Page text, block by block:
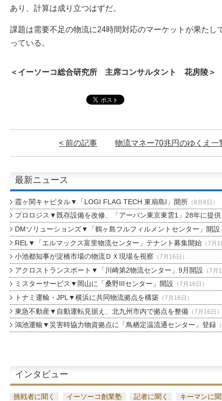
あり、計算は成り立つはずだ。
課題は需要不足の物流に24時間対応のマーケットが果たし
っている。
＜イーソーコ総合研究所 主席コンサルタント 花房陵＞
< 前の記事 物流マネー70兆円のゆくえ 一
最新ニュース
霞ヶ関キャピタル▼「LOGI FLAG TECH 東扇島I」開所（8月6日）
プロロジス▼既存設備を改修、「アーバン東京東雲1」28年に提供
DMソリューションズ▼「鶴ヶ島フルフィルメントセンター」開設
REL▼「エルマックス富里物流センター」テナント募集開始（7月
小池都知事が淀橋市場の物流ＤＸ現場を視察 （7月16日）
アクロストランスポート▼「川崎第2物流センター」9月開設 （7月
ミスターサービス▼岡山に「桑野IIIセンター」開設 （7月16日）
トナミ運輸・JPL▼横浜に共同物流拠点を構築（7月16日）
東急不動産▼自動運転見据え、北九州市内で拠点を整備（7月16日）
鴻池運輸▼災害時協力物資拠点に「鳥栖定温流通センター」登録
インタビュー
挑戦者に聞く イーソーコ創業塾 記者に聞く キーマンに